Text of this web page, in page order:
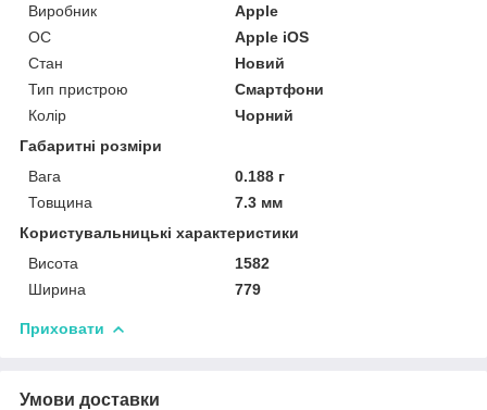
Виробник
Apple
ОС
Apple iOS
Стан
Новий
Тип пристрою
Смартфони
Колір
Чорний
Габаритні розміри
Вага
0.188 г
Товщина
7.3 мм
Користувальницькі характеристики
Висота
1582
Ширина
779
Приховати
Умови доставки